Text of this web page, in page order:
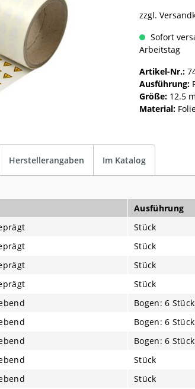
zzgl.
Sofort
Arbeitstag
Artikel-Nr.:
Ausführung:
Größe: 12.5
Material:
Herstellerangaben Im Katalog
Ausführung
Stück
Stück
Stück
Stück
Bogen: 6 Stück
Bogen: 6 Stück
Bogen: 6 Stück
Stück
Stück